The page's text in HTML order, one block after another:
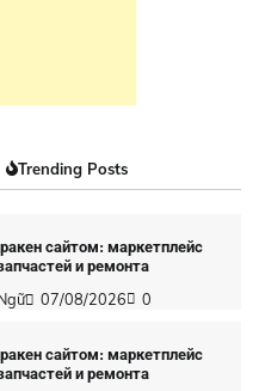
Trending Posts
сайтом: маркетплейс
и ремонта
07/08/2026 0
сайтом: маркетплейс
и ремонта